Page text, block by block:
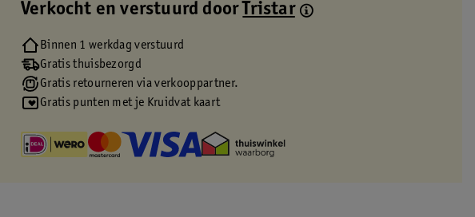
Verkocht en verstuurd door Tristar
Binnen 1 werkdag verstuurd
Gratis thuisbezorgd
Gratis retourneren via verkooppartner.
Gratis punten met je Kruidvat kaart